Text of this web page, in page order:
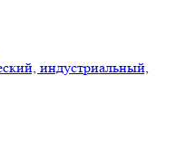
индустриальный,